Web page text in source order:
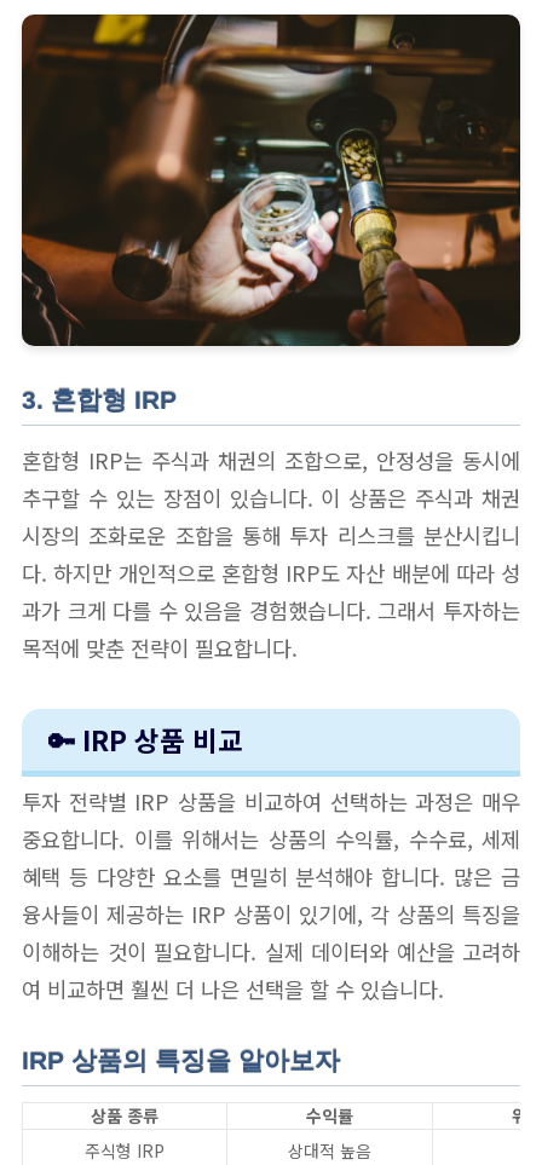
3. 혼합형 IRP
혼합형 IRP는 주식과 채권의 조합으로, 안정성을 동시에
추구할 수 있는 장점이 있습니다. 이 상품은 주식과 채권
시장의 조화로운 조합을 통해 투자 리스크를 분산시킵니
다. 하지만 개인적으로 혼합형 IRP도 자산 배분에 따라 성
과가 크게 다를 수 있음을 경험했습니다. 그래서 투자하는
목적에 맞춘 전략이 필요합니다.
🔑 IRP 상품 비교
투자 전략별 IRP 상품을 비교하여 선택하는 과정은 매우
중요합니다. 이를 위해서는 상품의 수익률, 수수료, 세제
혜택 등 다양한 요소를 면밀히 분석해야 합니다. 많은 금
융사들이 제공하는 IRP 상품이 있기에, 각 상품의 특징을
이해하는 것이 필요합니다. 실제 데이터와 예산을 고려하
여 비교하면 훨씬 더 나은 선택을 할 수 있습니다.
IRP 상품의 특징을 알아보자
상품 종류 수익률
위
주식형 IRP
상대적 높음